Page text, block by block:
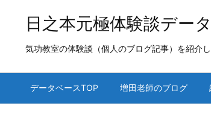
日之本元極体験談デー
気功教室の体験談（個人のブログ記事）を紹介し
データベースTOP 増田老師のブログ